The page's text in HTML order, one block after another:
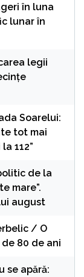
în luna
lunar în
legii
Soarelui:
tot mai
112”
de la
mare”.
august
/ O
80 de ani
se apără: